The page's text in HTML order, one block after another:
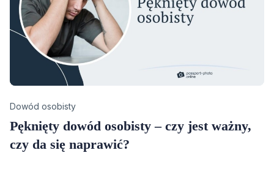
Category
Dowód osobisty
Pęknięty dowód osobisty – czy jest ważny,
czy da się naprawić?